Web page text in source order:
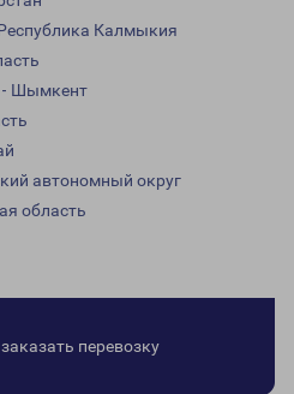
Калмыкия
- Шымкент
автономный округ
область
перевозку